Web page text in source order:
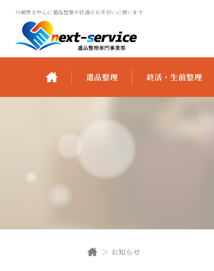
川崎市を中心に遺品整理や終活のお手伝いに伺います
遺品整理 終活・生前整理
お知らせ